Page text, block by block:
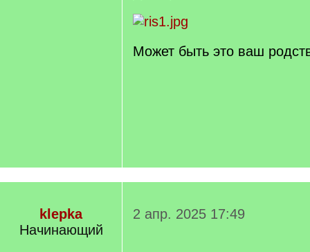
Может быть это ваш
klepka
Начинающий
2 апр. 2025 17:49